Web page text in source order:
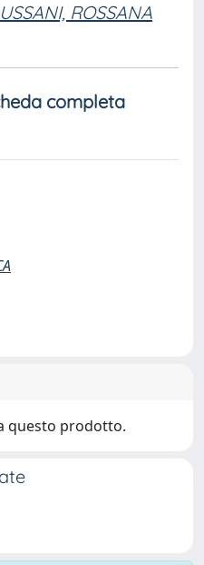
ROSSANA
completa
questo prodotto.